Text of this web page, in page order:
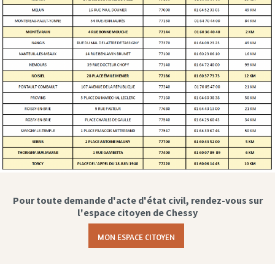
Pour toute demande d'acte d'état civil, rendez-vous sur
l'espace citoyen de Chessy
MON ESPACE CITOYEN